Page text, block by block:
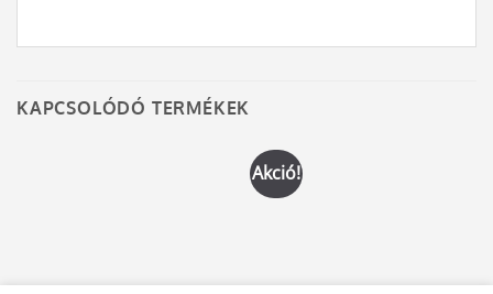
KAPCSOLÓDÓ TERMÉKEK
Akció!